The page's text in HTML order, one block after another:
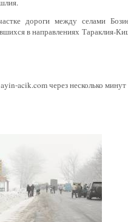
дороги между селами
в направлениях Тараклия-
ayin-acik.comчерез несколько